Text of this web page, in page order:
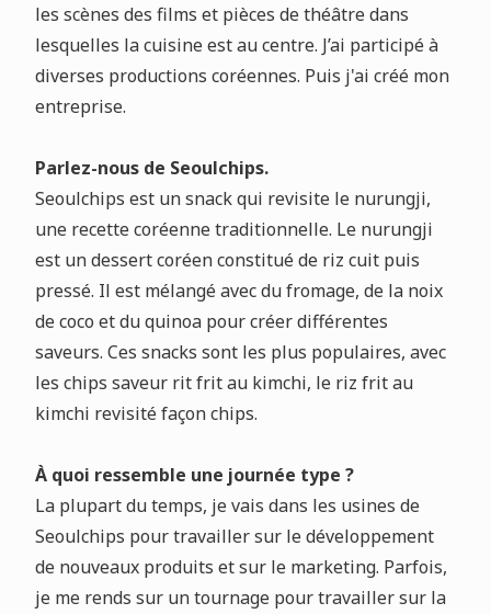
les scènes des films et pièces de théâtre dans
lesquelles la cuisine est au centre. J’ai participé à
diverses productions coréennes. Puis j'ai créé mon
entreprise.
Parlez-nous de Seoulchips.
Seoulchips est un snack qui revisite le nurungji,
une recette coréenne traditionnelle. Le nurungji
est un dessert coréen constitué de riz cuit puis
pressé. Il est mélangé avec du fromage, de la noix
de coco et du quinoa pour créer différentes
saveurs. Ces snacks sont les plus populaires, avec
les chips saveur rit frit au kimchi, le riz frit au
kimchi revisité façon chips.
À quoi ressemble une journée type ?
La plupart du temps, je vais dans les usines de
Seoulchips pour travailler sur le développement
de nouveaux produits et sur le marketing. Parfois,
je me rends sur un tournage pour travailler sur la